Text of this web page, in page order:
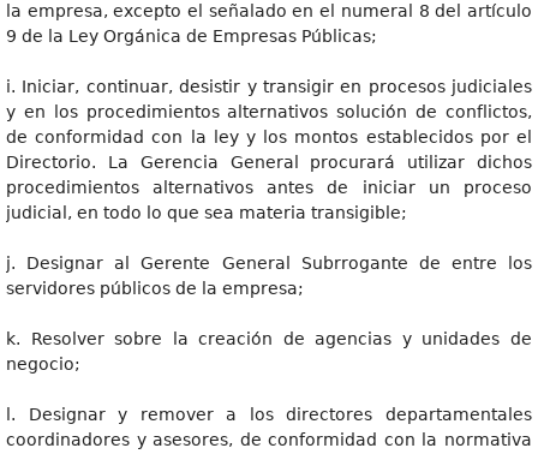
la empresa, excepto el señalado en el numeral 8 del artículo
9 de la Ley Orgánica de Empresas Públicas;
i. Iniciar, continuar, desistir y transigir en procesos judiciales
y en los procedimientos alternativos solución de conflictos,
de conformidad con la ley y los montos establecidos por el
Directorio. La Gerencia General procurará utilizar dichos
procedimientos alternativos antes de iniciar un proceso
judicial, en todo lo que sea materia transigible;
j. Designar al Gerente General Subrrogante de entre los
servidores públicos de la empresa;
k. Resolver sobre la creación de agencias y unidades de
negocio;
l. Designar y remover a los directores departamentales
coordinadores y asesores, de conformidad con la normativa